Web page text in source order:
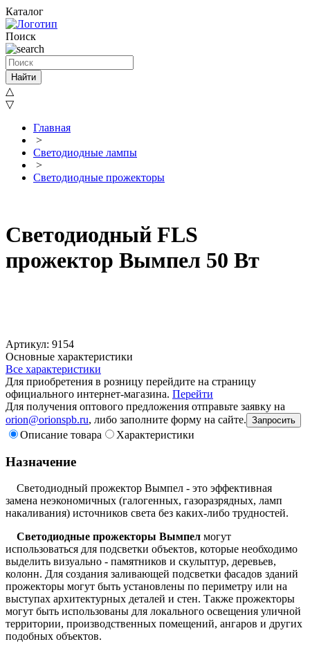
Каталог
Поиск
Найти
△
▽
Главная
>
Светодиодные лампы
>
Светодиодные прожекторы
Светодиодный FLS
прожектор Вымпел 50 Вт
Артикул: 9154
Основные характеристики
Все характеристики
Для приобретения в розницу перейдите на страницу
официального интернет-магазина. Перейти
Для получения оптового предложения отправьте заявку на
orion@orionspb.ru, либо заполните форму на сайте. Запросить
Описание товара Характеристики
Назначение
Светодиодный прожектор Вымпел - это эффективная
замена неэкономичных (галогенных, газоразрядных, ламп
накаливания) источников света без каких-либо трудностей.
Светодиодные прожекторы Вымпел могут
использоваться для подсветки объектов, которые необходимо
выделить визуально - памятников и скульптур, деревьев,
колонн. Для создания заливающей подсветки фасадов зданий
прожекторы могут быть установлены по периметру или на
выступах архитектурных деталей и стен. Также прожекторы
могут быть использованы для локального освещения уличной
территории, производственных помещений, ангаров и других
подобных объектов.